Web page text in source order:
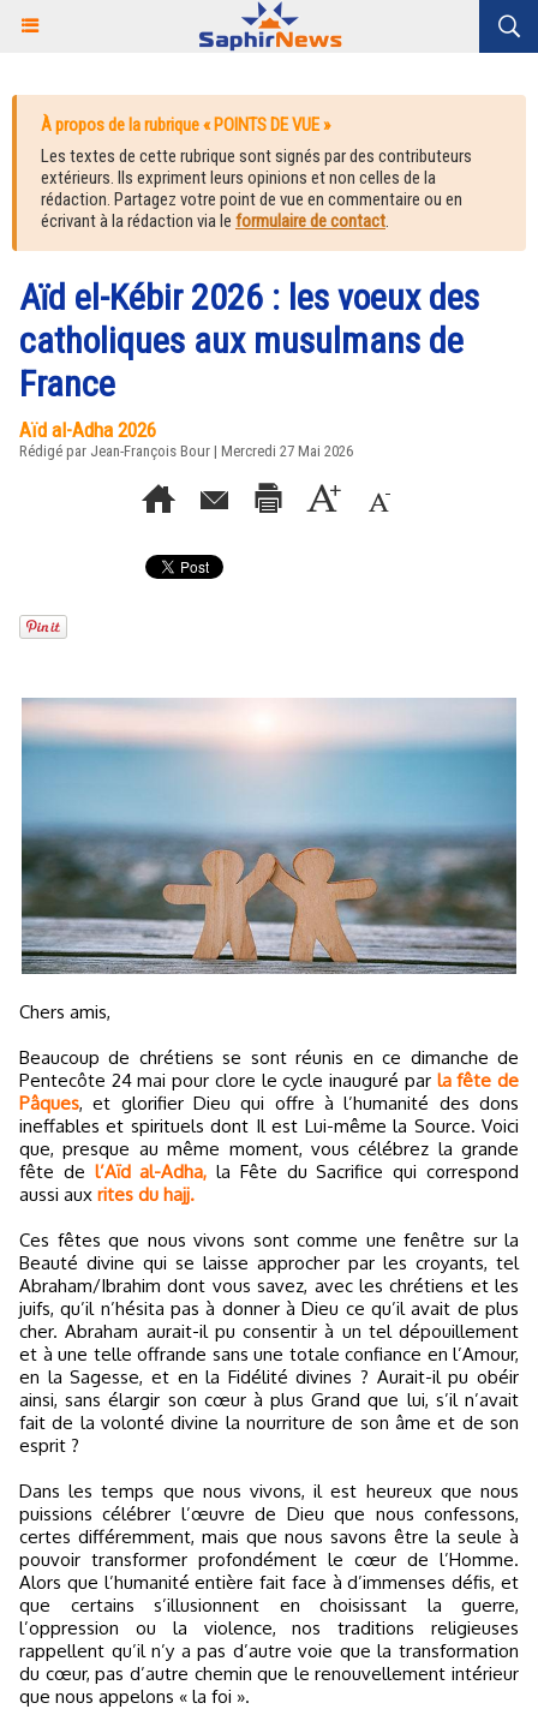
À propos de la rubrique « POINTS DE VUE »
Les textes de cette rubrique sont signés par des contributeurs
extérieurs. Ils expriment leurs opinions et non celles de la
rédaction. Partagez votre point de vue en commentaire ou en
écrivant à la rédaction via le formulaire de contact.
Aïd el-Kébir 2026 : les voeux des
catholiques aux musulmans de
France
Aïd al-Adha 2026
Rédigé par Jean-François Bour | Mercredi 27 Mai 2026
Chers amis,
Beaucoup de chrétiens se sont réunis en ce dimanche de
Pentecôte 24 mai pour clore le cycle inauguré par la fête de
Pâques, et glorifier Dieu qui offre à l’humanité des dons
ineffables et spirituels dont Il est Lui-même la Source. Voici
que, presque au même moment, vous célébrez la grande
fête de l’Aïd al-Adha, la Fête du Sacrifice qui correspond
aussi aux rites du hajj.
Ces fêtes que nous vivons sont comme une fenêtre sur la
Beauté divine qui se laisse approcher par les croyants, tel
Abraham/Ibrahim dont vous savez, avec les chrétiens et les
juifs, qu’il n’hésita pas à donner à Dieu ce qu’il avait de plus
cher. Abraham aurait-il pu consentir à un tel dépouillement
et à une telle offrande sans une totale confiance en l’Amour,
en la Sagesse, et en la Fidélité divines ? Aurait-il pu obéir
ainsi, sans élargir son cœur à plus Grand que lui, s’il n’avait
fait de la volonté divine la nourriture de son âme et de son
esprit ?
Dans les temps que nous vivons, il est heureux que nous
puissions célébrer l’œuvre de Dieu que nous confessons,
certes différemment, mais que nous savons être la seule à
pouvoir transformer profondément le cœur de l’Homme.
Alors que l’humanité entière fait face à d’immenses défis, et
que certains s’illusionnent en choisissant la guerre,
l’oppression ou la violence, nos traditions religieuses
rappellent qu’il n’y a pas d’autre voie que la transformation
du cœur, pas d’autre chemin que le renouvellement intérieur
que nous appelons « la foi ».